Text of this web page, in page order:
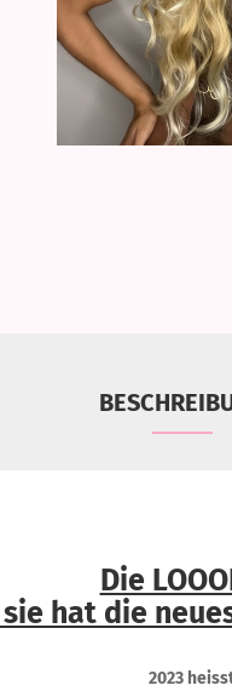
Die
hat die
2023